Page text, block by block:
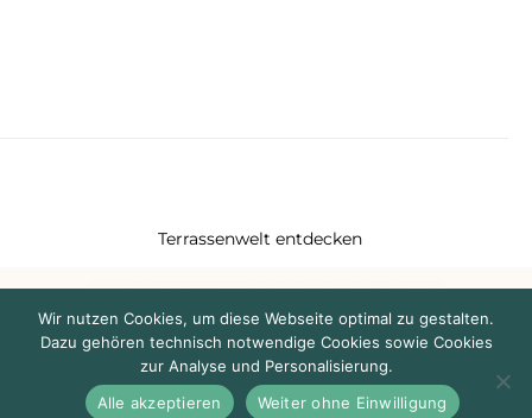
Terrassenwelt entdecken
Wir nutzen Cookies, um diese Webseite optimal zu gestalten.
Dazu gehören technisch notwendige Cookies sowie Cookies
zur Analyse und Personalisierung.
Alle akzeptieren
Weiter ohne Einwilligung